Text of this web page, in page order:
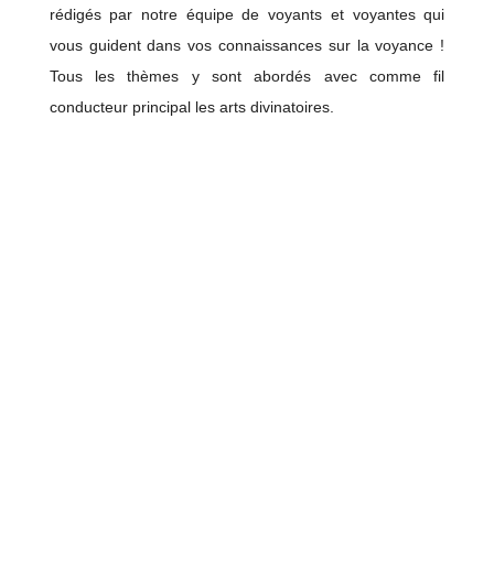
rédigés par notre équipe de voyants et voyantes qui
vous guident dans vos connaissances sur la voyance !
Tous les thèmes y sont abordés avec comme fil
conducteur principal les arts divinatoires.